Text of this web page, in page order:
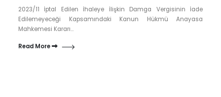
2023/11 İptal Edilen İhaleye İlişkin Damga Vergisinin İade
Edilemeyeceği Kapsamındaki Kanun Hükmü Anayasa
Mahkemesi Kararı...
Read More